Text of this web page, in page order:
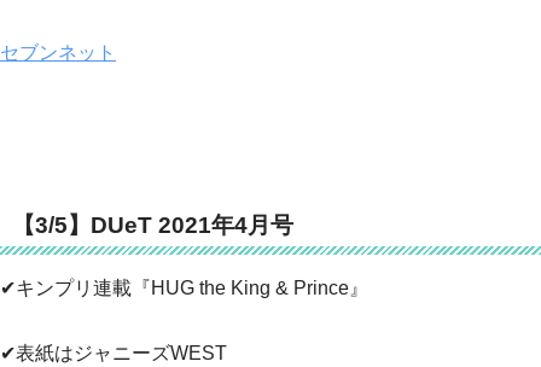
セブンネット
【3/5】DUeT 2021年4月号
✔キンプリ連載『HUG the King & Prince』
✔表紙はジャニーズWEST